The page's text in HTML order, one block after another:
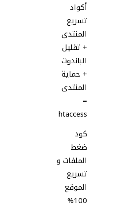
أكواد
تسريع
المنتدى
+ تقليل
الباندوث
+ حماية
المنتدى
=
htaccess
كود
ضغط
الملفات و
تسريع
الموقع
100%